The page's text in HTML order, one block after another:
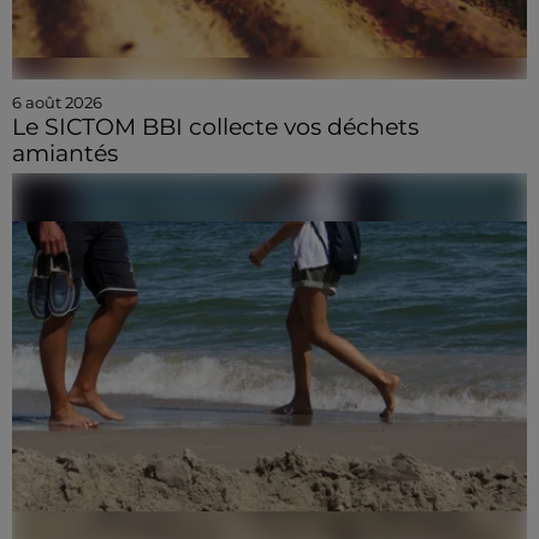
6 août 2026
Le SICTOM BBI collecte vos déchets
amiantés